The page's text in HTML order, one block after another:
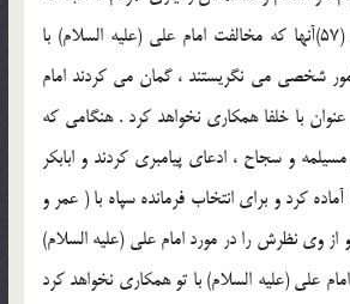
پايه دين محكم گشت ). (57)آنها كه مخالفت امام علي (علیه السلام) با
شخصي مي نگريستند ، گمان مي كردند امام
با خلفا همكاري نخواهد كرد . هنگامي كه
و سجاح ، ادعاي پيامبري كردند و ابابكر
كرد و براي انتخاب فرمانده سپاه با ( عمر و
وي نظرش را در مورد امام علي (علیه السلام)
علي (علیه السلام) با تو همكاري نخواهد كرد